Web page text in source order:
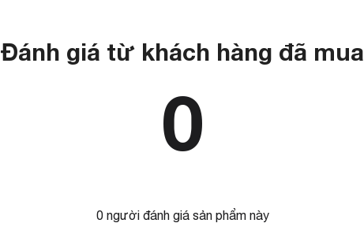
Đánh giá từ khách hàng đã mua
0
0 người đánh giá sản phẩm này